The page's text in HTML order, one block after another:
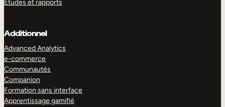
Études et rapports
Additionnel
Advanced Analytics
e-commerce
Communautés
Companion
Formation sans interface
Apprentissage gamifié